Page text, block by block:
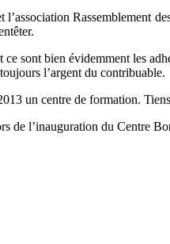
sont bien évidemment les
l’argent du contribuable.
un centre de formation.
de l’inauguration du Centre